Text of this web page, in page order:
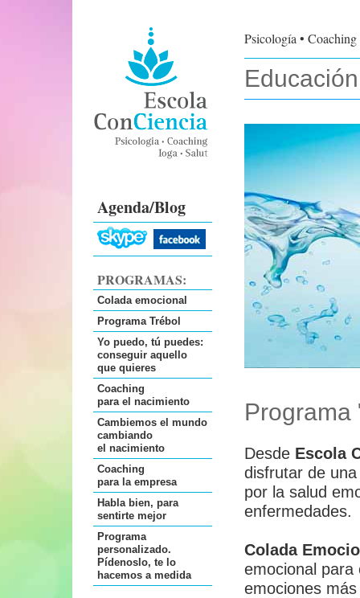
Agenda/Blog
PROGRAMAS:
Colada emocional
Programa Trébol
Yo puedo, tú puedes:
conseguir aquello
que quieres
Coaching
para el nacimiento
Cambiemos el mundo
cambiando
el nacimiento
Coaching
para la empresa
Habla bien, para
sentirte mejor
Programa
personalizado.
Pídenoslo, te lo
hacemos a medida
Psicología • Coaching
Programa
Desde Escola
disfrutar de
por la salud
enfermedades.
Colada
emocional para
emociones